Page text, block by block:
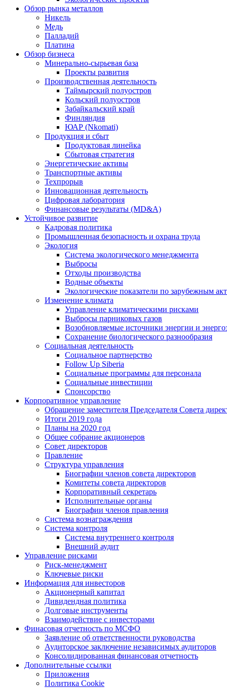
Обзор рынка металлов
Никель
Медь
Палладий
Платина
Обзор бизнеса
Минерально-сырьевая база
Проекты развития
Производственная деятельность
Таймырский полуостров
Кольский полуостров
Забайкальский край
Финляндия
ЮАР (Nkomati)
Продукция и сбыт
Продуктовая линейка
Сбытовая стратегия
Энергетические активы
Транспортные активы
Техпрорыв
Инновационная деятельность
Цифровая лаборатория
Финансовые результаты (MD&A)
Устойчивое развитие
Кадровая политика
Промышленная безопасность и охрана труда
Экология
Система экологического менеджмента
Выбросы
Отходы производства
Водные объекты
Экологические показатели по зарубежным
Изменение климата
Управление климатическими рисками
Выбросы парниковых газов
Возобновляемые источники энергии и
Сохранение биологического разнообразия
Социальная деятельность
Социальное партнерство
Follow Up Siberia
Социальные программы для персонала
Социальные инвестиции
Спонсорство
Корпоративное управление
Обращение заместителя Председателя Совета
Итоги 2019 года
Планы на 2020 год
Общее собрание акционеров
Совет директоров
Правление
Структура управления
Биографии членов совета директоров
Комитеты совета директоров
Корпоративный секретарь
Исполнительные органы
Биографии членов правления
Система вознаграждения
Система контроля
Система внутреннего контроля
Внешний аудит
Управление рисками
Риск-менеджмент
Ключевые риски
Информация для инвесторов
Акционерный капитал
Дивидендная политика
Долговые инструменты
Взаимодействие с инвеcторами
Финасовая отчетность по МСФО
Заявление об ответственности руководства
Аудиторское заключение независимых аудиторов
Консолидированная финансовая отчетность
Дополнительные ссылки
Приложения
Политика Cookie